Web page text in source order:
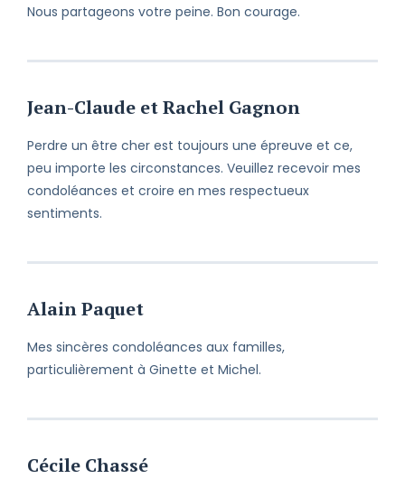
Nous partageons votre peine. Bon courage.
Jean-Claude et Rachel Gagnon
Perdre un être cher est toujours une épreuve et ce,
peu importe les circonstances. Veuillez recevoir mes
condoléances et croire en mes respectueux
sentiments.
Alain Paquet
Mes sincères condoléances aux familles,
particulièrement à Ginette et Michel.
Cécile Chassé